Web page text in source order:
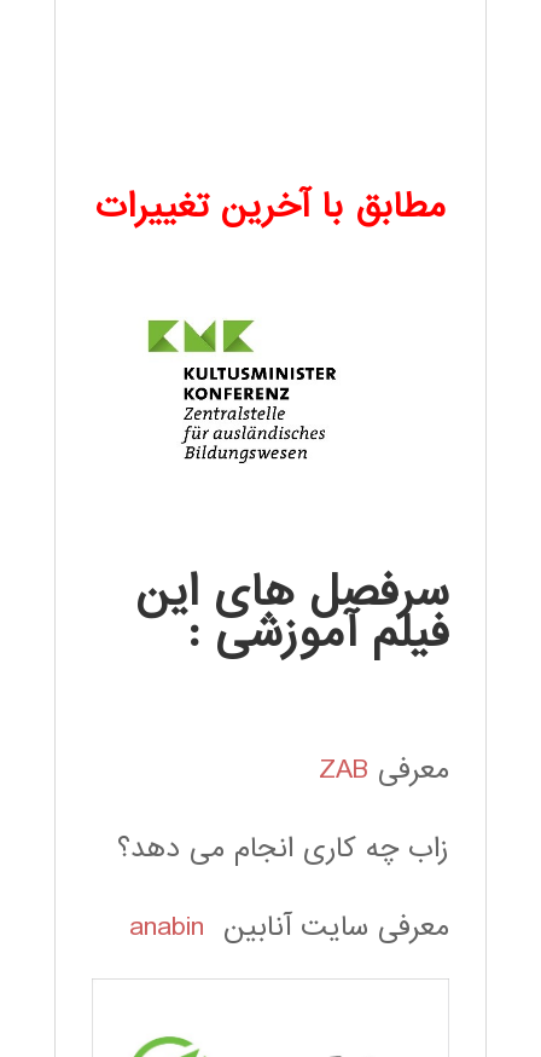
مطابق با آخرین تغییرات
سرفصل های این
فیلم آموزشی :
معرفی ZAB
زاب چه کاری انجام می دهد؟
معرفی سایت آنابین anabin